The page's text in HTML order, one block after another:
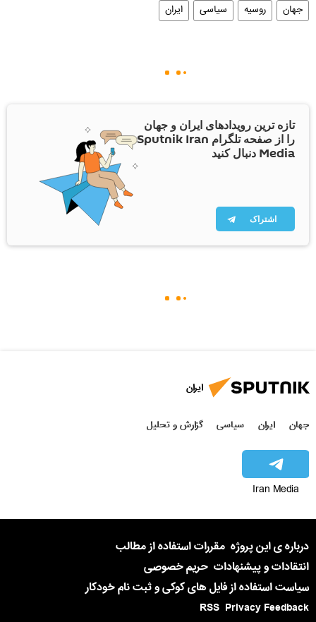
جهان روسیه سیاسی ایران
تازه ترین رویدادهای ایران و جهان
را از صفحه تلگرام Sputnik Iran
Media دنبال کنید
اشتراک
ایران
جهان ایران سیاسی گزارش و تحلیل
Iran Media
درباره ی این پروژه مقررات استفاده از مطالب
انتقادات و پیشنهادات حریم خصوصی
سیاست استفاده از فایل های کوکی و ثبت نام خودکار
Privacy Feedback
RSS